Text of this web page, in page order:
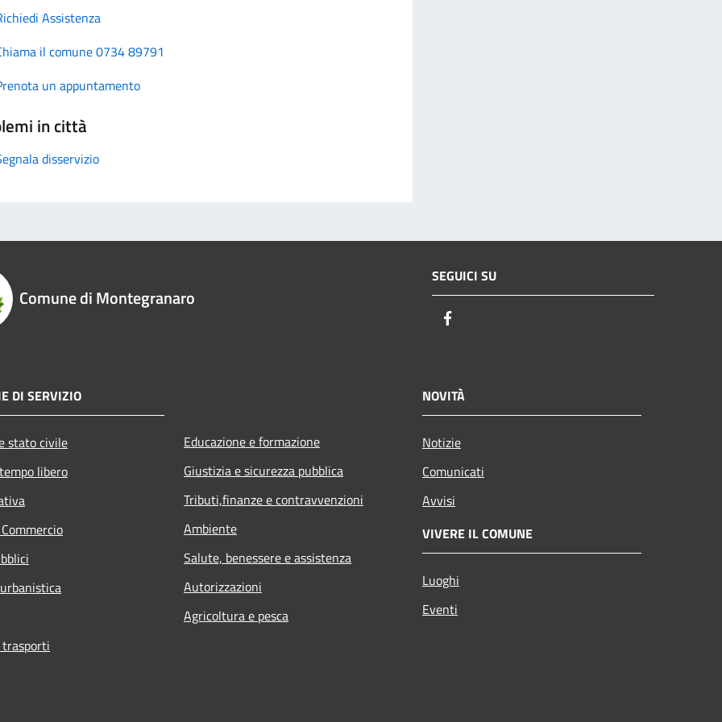
Assistenza
il comune 0734 89791
un appuntamento
in città
disservizio
Comune di Montegranaro
SEGUICI SU
DI SERVIZIO
stato civile
libero
Educazione e formazione
Giustizia e sicurezza pubblica
Tributi,finanze e contravvenzioni
Ambiente
Salute, benessere e assistenza
Autorizzazioni
Agricoltura e pesca
NOVITÀ
Notizie
Comunicati
Avvisi
VIVERE IL COMUNE
Luoghi
Eventi